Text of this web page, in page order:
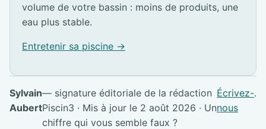
volume de votre bassin : moins de produits, une
eau plus stable.
Entretenir sa piscine →
Sylvain
Aubert
— signature éditoriale de la rédaction
Piscin3 · Mis à jour le 2 août 2026 · Un
chiffre qui vous semble faux ?
Écrivez-
nous
.